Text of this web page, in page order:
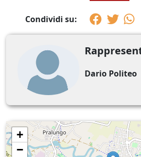
Condividi su:
Dario Politeo
+
−